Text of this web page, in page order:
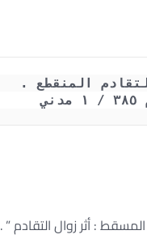
: أثر زوال التقادم ” .